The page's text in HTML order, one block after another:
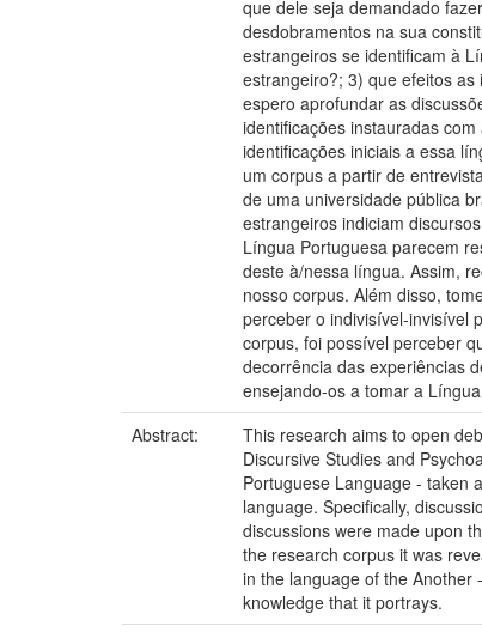
que dele seja demandado
desdobramentos na sua
estrangeiros se identificam à
estrangeiro?; 3) que efeitos
espero aprofundar as
identificações instauradas
identificações iniciais a essa
um corpus a partir de
de uma universidade pública
estrangeiros indiciam
Língua Portuguesa parecem
deste à/nessa língua. Assim,
nosso corpus. Além disso,
perceber o indivisível-invisível
corpus, foi possível perceber
decorrência das experiências
ensejando-os a tomar a
Abstract:
This research aims to open
Discursive Studies and
Portuguese Language - taken
language. Specifically,
discussions were made upon
the research corpus it was
in the language of the Another
knowledge that it portrays.